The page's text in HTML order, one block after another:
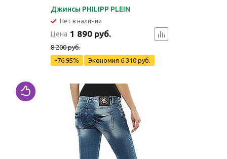
Джинсы PHILIPP PLEIN
Нет в наличии
Цена 1 890 руб.
8 200 руб.
-76.95%
Экономия 6 310 руб.